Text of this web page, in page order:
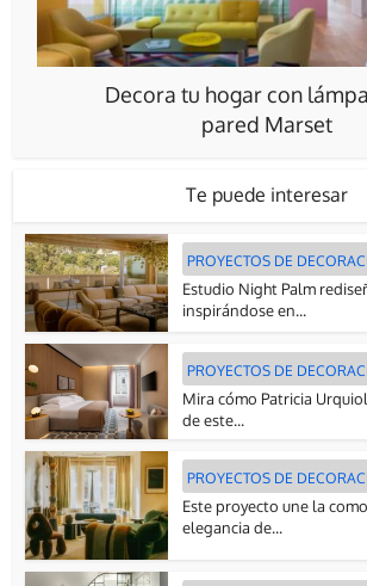
Decora tu hogar con
pared Marset
Te puede interesar
PROYECTOS DE
Estudio Night Palm
inspirándose en...
PROYECTOS DE
Mira cómo Patricia
de este...
PROYECTOS DE
Este proyecto une la
elegancia de...